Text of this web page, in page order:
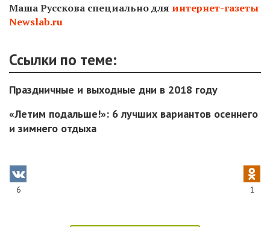
Маша Русскова специально для интернет-газеты
Newslab.ru
Ссылки по теме:
Праздничные и выходные дни в 2018 году
«Летим подальше!»: 6 лучших вариантов осеннего
и зимнего отдыха
6 1